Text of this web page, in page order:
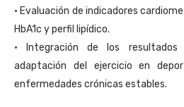
• Evaluación de indicadores
HbA1c y perfil lipídico.
• Integración de los
adaptación del ejercicio en
enfermedades crónicas estables.